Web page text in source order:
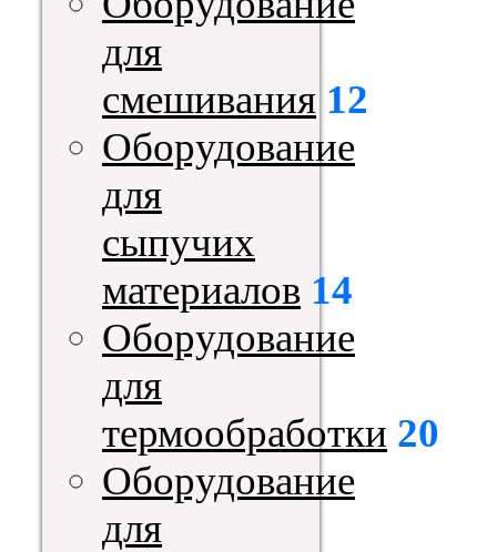
для
смешивания 12
Оборудование
для
сыпучих
материалов 14
Оборудование
для
термообработки 20
Оборудование
для